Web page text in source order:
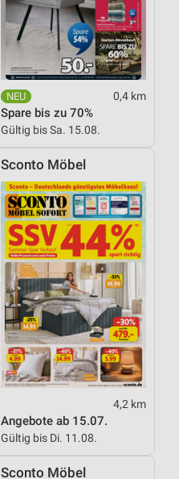
0,4 km
Spare bis zu 70%
Gültig bis Sa. 15.08.
Sconto Möbel
4,2 km
Angebote ab 15.07.
Gültig bis Di. 11.08.
Sconto Möbel